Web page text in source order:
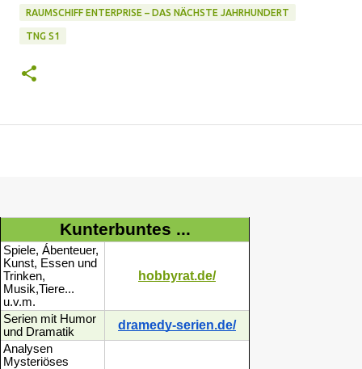
RAUMSCHIFF ENTERPRISE – DAS NÄCHSTE JAHRHUNDERT
TNG S1
Kunterbuntes ...
Spiele, Ábenteuer,
Kunst, Essen und
Trinken,
Musik,Tiere...
u.v.m.
hobbyrat.de/
Serien mit Humor
und Dramatik
dramedy-serien.de/
Analysen
Mysteriöses